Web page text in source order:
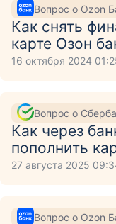
Вопрос о Ozon
Как снять
карте Озон
16 октября 2024
Вопрос о
Как через
пополнить
27 августа 2025
Вопрос о Ozon